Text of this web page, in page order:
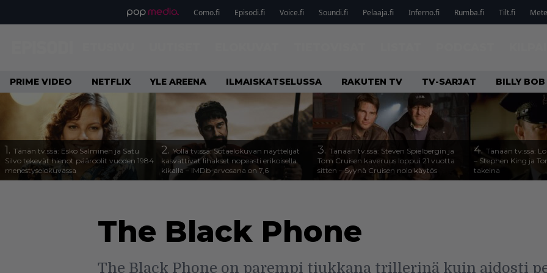
Como.fi Episodi.fi Voice.fi Soundi.fi Pelaaja.fi Inferno.fi Rumba.fi Tilt.fi
PRIME VIDEO NETFLIX YLE AREENA ILMAISKATSELUSSA RAKUTEN TV TV-SARJAT BILLY
1. Tänän tv:ssä: Esko Salminen ja Satu
Silvo tekevät hienot pääroolit vuoden 1984
menestyselokuvassa
2. Yöllä tv:ssä: Sotaelokuvan näyttelijät
kasvattivat lihakset nopeasti erikoisella
kikalla – IMDb-arvosana on 7,6
3. Tänään tv:ssä: Steven Spielbergin ja
Tom Cruisen kaveruus loppui 21 vuotta
sitten – Syynä Cruisen nolo käytös
4. Tänään tv:ssä:
– Stephen King ja
takeina
The Black Phone
The Black Phone on parempi tiukkana trillerinä kuin aidosti